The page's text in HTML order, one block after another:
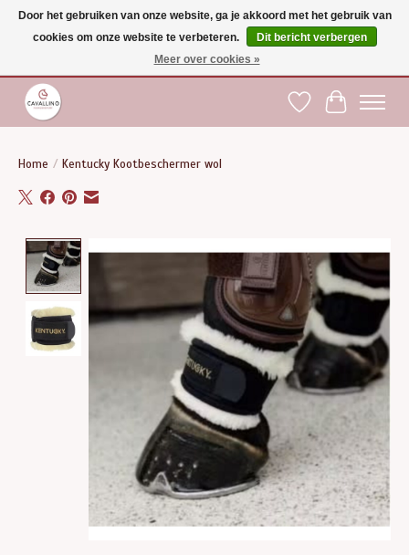
Gratis verzending vanaf €75 binnen BE - vanaf €100 naar EU | Voor 17:00 besteld is
dezelfde dag verzonden | Klantendienst: +32 (0)51 21 27 00 |
Verlanglijst
Home / Kentucky Kootbeschermer wol
Door het gebruiken van onze website, ga je akkoord met het gebruik van
cookies om onze website te verbeteren.
Dit bericht verbergen
Meer over cookies »